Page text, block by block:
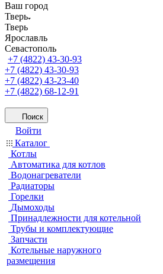
Ваш город
Тверь
Тверь
Ярославль
Севастополь
+7 (4822) 43-30-93
+7 (4822) 43-30-93
+7 (4822) 43-23-40
+7 (4822) 68-12-91
Поиск
Войти
Каталог
Котлы
Автоматика для котлов
Водонагреватели
Радиаторы
Горелки
Дымоходы
Принадлежности для котельной
Трубы и комплектующие
Запчасти
Котельные наружного
размещения